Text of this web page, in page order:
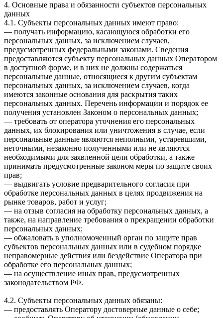
4. Основные права и обязанности субъектов персональных
данных
4.1. Субъекты персональных данных имеют право:
— получать информацию, касающуюся обработки его
персональных данных, за исключением случаев,
предусмотренных федеральными законами. Сведения
предоставляются субъекту персональных данных Оператором
в доступной форме, и в них не должны содержаться
персональные данные, относящиеся к другим субъектам
персональных данных, за исключением случаев, когда
имеются законные основания для раскрытия таких
персональных данных. Перечень информации и порядок ее
получения установлен Законом о персональных данных;
— требовать от оператора уточнения его персональных
данных, их блокирования или уничтожения в случае, если
персональные данные являются неполными, устаревшими,
неточными, незаконно полученными или не являются
необходимыми для заявленной цели обработки, а также
принимать предусмотренные законом меры по защите своих
прав;
— выдвигать условие предварительного согласия при
обработке персональных данных в целях продвижения на
рынке товаров, работ и услуг;
— на отзыв согласия на обработку персональных данных, а
также, на направление требования о прекращении обработки
персональных данных;
— обжаловать в уполномоченный орган по защите прав
субъектов персональных данных или в судебном порядке
неправомерные действия или бездействие Оператора при
обработке его персональных данных;
— на осуществление иных прав, предусмотренных
законодательством РФ.
4.2. Субъекты персональных данных обязаны:
— предоставлять Оператору достоверные данные о себе;